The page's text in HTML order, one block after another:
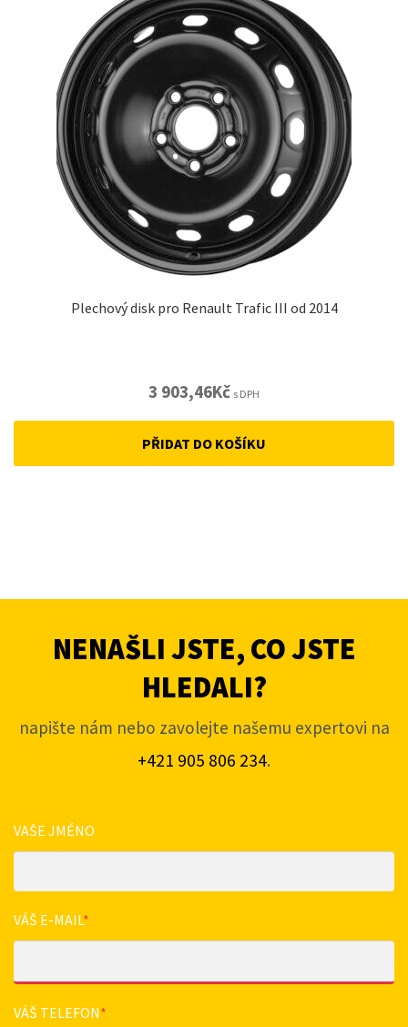
Plechový disk pro Renault Trafic III od 2014
3 903,46Kč s DPH
PŘIDAT DO KOŠÍKU
NENAŠLI JSTE, CO JSTE
HLEDALI?
napište nám nebo zavolejte našemu expertovi na
+421 905 806 234.
VAŠE JMÉNO
VÁŠ E-MAIL*
VÁŠ TELEFON*